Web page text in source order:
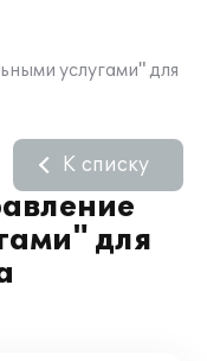
услугами" для
для
К списку